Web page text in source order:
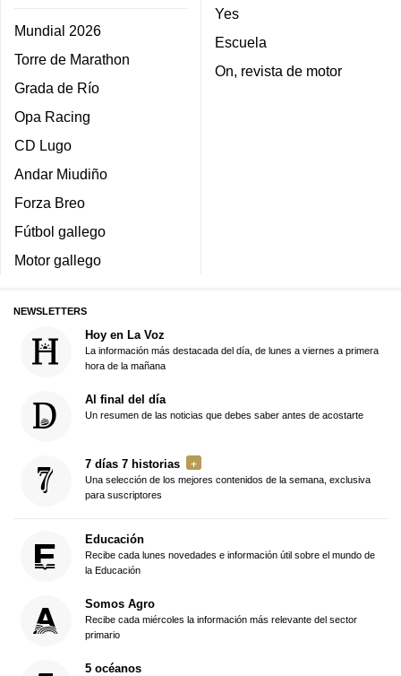
Mundial 2026
Torre de Marathon
Grada de Río
Opa Racing
CD Lugo
Andar Miudiño
Forza Breo
Fútbol gallego
Motor gallego
Yes
Escuela
On, revista de motor
NEWSLETTERS
Hoy en La Voz
La información más destacada del día, de lunes a viernes a primera
hora de la mañana
Al final del día
Un resumen de las noticias que debes saber antes de acostarte
7 días 7 historias
Una selección de los mejores contenidos de la semana, exclusiva
para suscriptores
Educación
Recibe cada lunes novedades e información útil sobre el mundo de
la Educación
Somos Agro
Recibe cada miércoles la información más relevante del sector
primario
5 océanos